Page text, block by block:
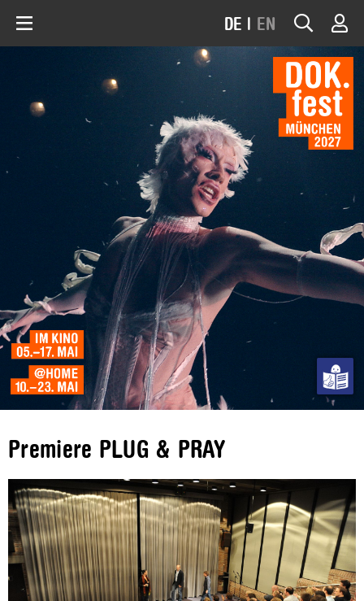
DE | EN
Premiere PLUG & PRAY